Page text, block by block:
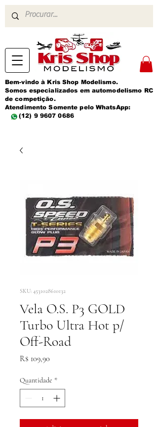
Bem-vindo à Kris Shop Modelismo.
Somos especializados em automodelismo RC
de competição.
Atendimento Somente pelo WhatsApp:
(12) 9 9607 0686
SKU: 4531028610132
Vela O.S. P3 GOLD
Turbo Ultra Hot p/
Off-Road
R$ 109,90
Quantidade *